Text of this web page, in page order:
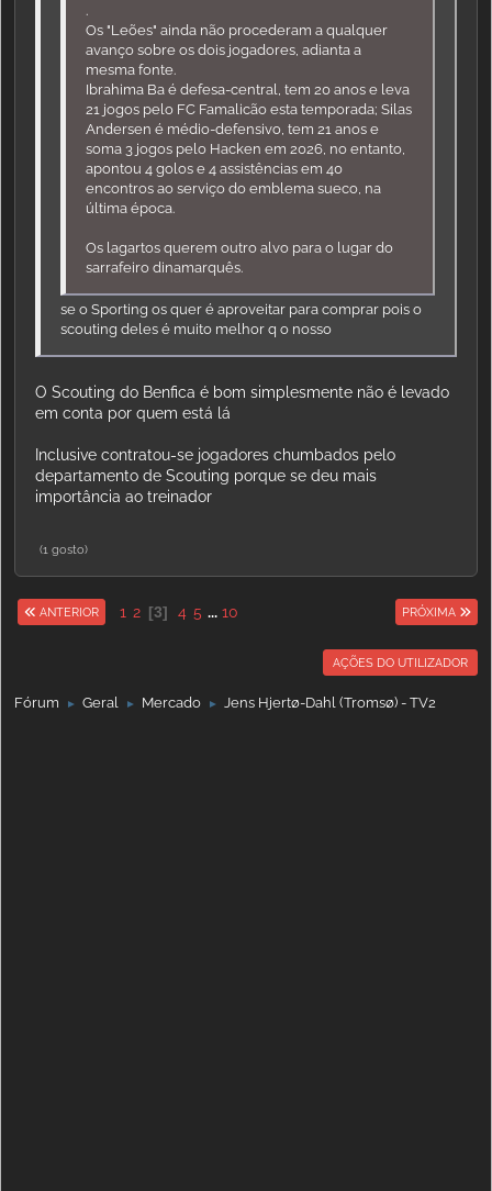
.
Os "Leões" ainda não procederam a qualquer
avanço sobre os dois jogadores, adianta a
mesma fonte.
Ibrahima Ba é defesa-central, tem 20 anos e leva
21 jogos pelo FC Famalicão esta temporada; Silas
Andersen é médio-defensivo, tem 21 anos e
soma 3 jogos pelo Hacken em 2026, no entanto,
apontou 4 golos e 4 assistências em 40
encontros ao serviço do emblema sueco, na
última época.
Os lagartos querem outro alvo para o lugar do
sarrafeiro dinamarquês.
se o Sporting os quer é aproveitar para comprar pois o
scouting deles é muito melhor q o nosso
O Scouting do Benfica é bom simplesmente não é levado
em conta por quem está lá
Inclusive contratou-se jogadores chumbados pelo
departamento de Scouting porque se deu mais
importância ao treinador
(1 gosto)
ANTERIOR 1 2 3 4 5 ... 10 PRÓXIMA
AÇÕES DO UTILIZADOR
Fórum ► Geral ► Mercado ► Jens Hjertø-Dahl (Tromsø) - TV2